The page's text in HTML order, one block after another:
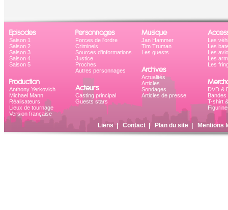
Episodes
Saison 1
Saison 2
Saison 3
Saison 4
Saison 5
Production
Anthony Yerkovich
Michael Mann
Réalisateurs
Lieux de tournage
Version française
Personnages
Forces de l'ordre
Criminels
Sources d'informations
Justice
Proches
Autres personnages
Acteurs
Casting principal
Guests stars
Musique
Jan Hammer
Tim Truman
Les guests
Archives
Actualités
Articles
Sondages
Articles de presse
Les
Les
Les
Les
Les
DVD &
Bandes
T-shirt
Liens Contact| Plan du site| Mentions